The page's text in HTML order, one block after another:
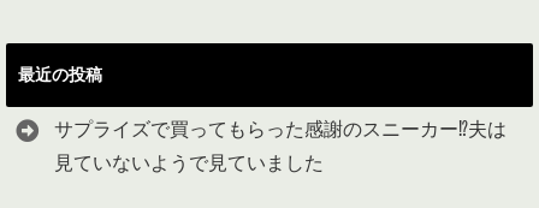
最近の投稿
サプライズで買ってもらった感謝のスニーカー⁉︎夫は
見ていないようで見ていました